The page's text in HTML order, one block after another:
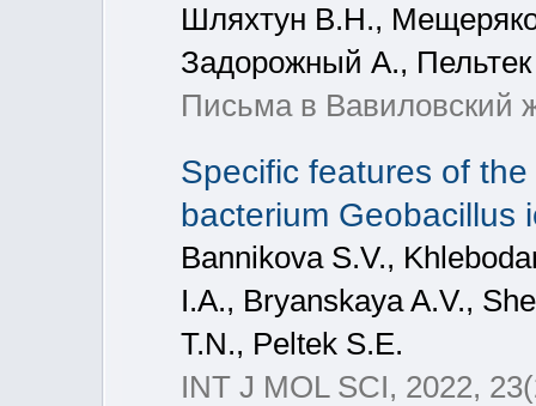
Шляхтун В.Н.,
Задорожный А.,
Письма в Вавиловский
Specific features of
bacterium Geobacillus
Bannikova S.V.,
I.A., Bryanskaya A.V.,
T.N., Peltek S.E.
INT J MOL SCI, 2022,